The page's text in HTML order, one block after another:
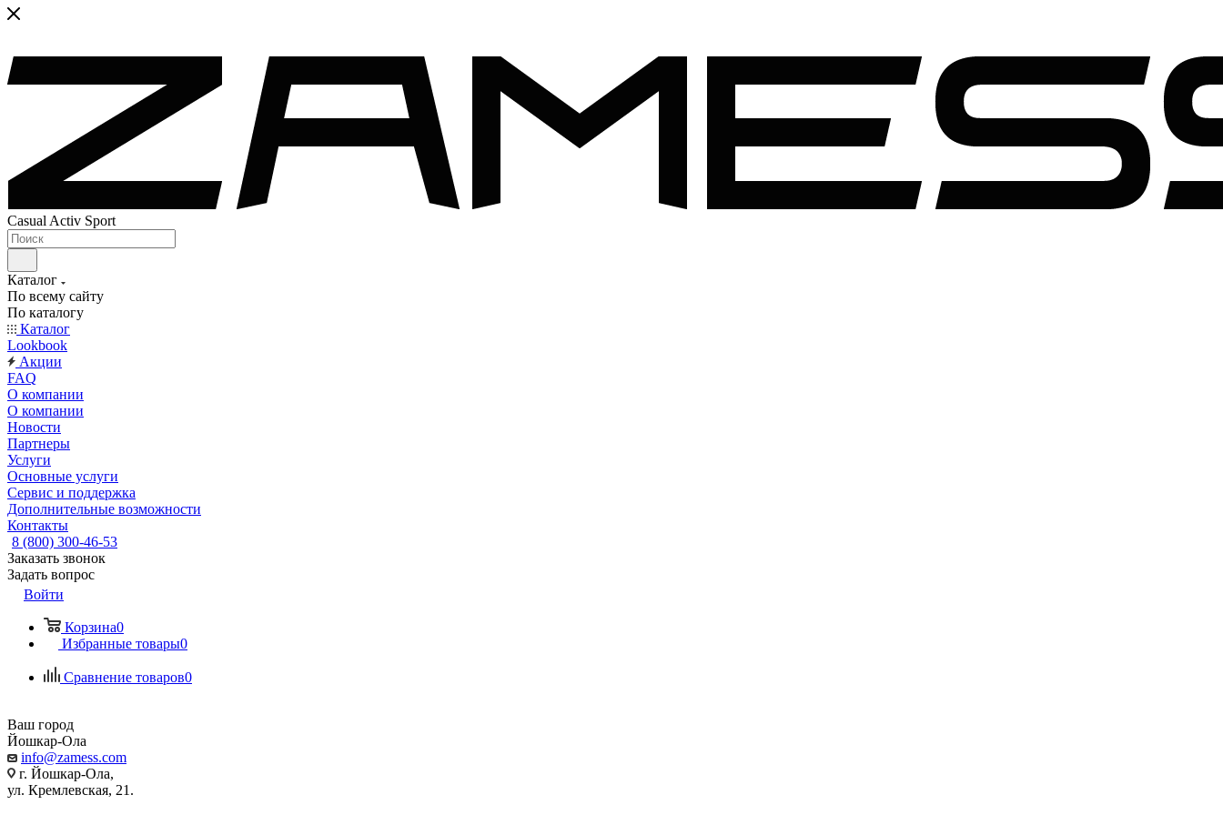
Casual Activ Sport
Каталог
По всему сайту
По каталогу
Каталог
Lookbook
Акции
FAQ
О компании
О компании
Новости
Партнеры
Услуги
Основные услуги
Сервис и поддержка
Дополнительные возможности
Контакты
8 (800) 300-46-53
Заказать звонок
Задать вопрос
Войти
Корзина0
Избранные товары0
Сравнение товаров0
Ваш город
Йошкар-Ола
info@zamess.com
г. Йошкар-Ола,
ул. Кремлевская, 21.